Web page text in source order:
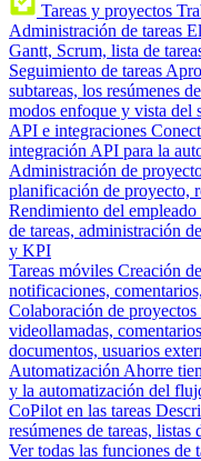
Tareas y proyectos
Administración de tareas
Gantt, Scrum, lista de
Seguimiento de tareas
subtareas, los resúmenes
modos enfoque y vista del
API e integraciones
integración API para la
Administración de
planificación de proyecto,
Rendimiento del empleado
de tareas, administración
y KPI
Tareas móviles Creación
notificaciones,
Colaboración de proyectos
videollamadas,
documentos, usuarios
Automatización Ahorre
y la automatización del
CoPilot en las tareas
resúmenes de tareas,
Ver todas las funciones de